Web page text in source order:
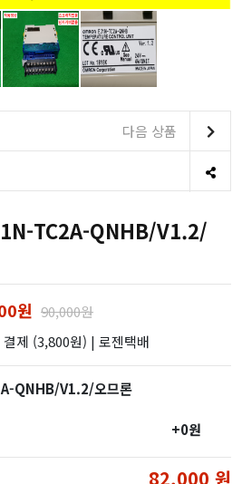
다음 상품
TC2A-QNHB/V1.2/
원 90,000원
제 (3,800원) | 로젠택배
QNHB/V1.2/오므론
+0원
82,000 원